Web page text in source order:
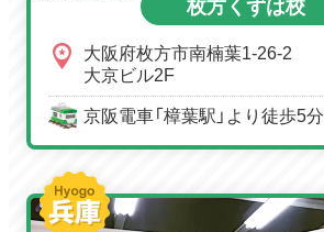
枚方くずは校
大阪府枚方市南楠葉1-26-2
大京ビル2F
京阪電車「樟葉駅」より徒歩5分